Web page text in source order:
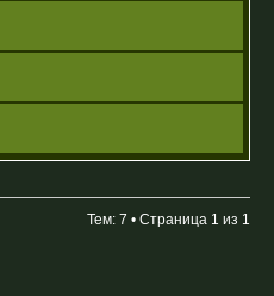
Тем: 7 • Страница 1 из 1